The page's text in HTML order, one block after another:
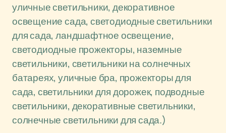
уличные светильники, декоративное
освещение сада, светодиодные светильники
для сада, ландшафтное освещение,
светодиодные прожекторы, наземные
светильники, светильники на солнечных
батареях, уличные бра, прожекторы для
сада, светильники для дорожек, подводные
светильники, декоративные светильники,
солнечные светильники для сада.)